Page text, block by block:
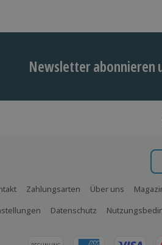
Newsletter abonnieren
Zahlungsarten Über uns
Datenschutz